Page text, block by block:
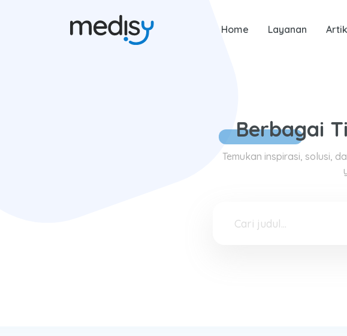
Home Layanan
Berbagai
Temukan inspirasi, solusi,